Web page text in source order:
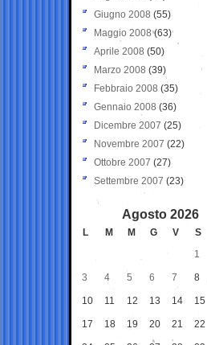
Giugno 2008 (55)
Maggio 2008(63)
Aprile 2008 (50)
Marzo 2008 (39)
Febbraio 2008 (35)
Gennaio 2008 (36)
Dicembre 2007 (25)
Novembre 2007 (22)
Ottobre 2007 (27)
Settembre 2007 (23)
Agosto 2026
L M M G V S
1
3 4 5 6 7 8
10 11 12 13 14 15
17 18 19 20 21 22